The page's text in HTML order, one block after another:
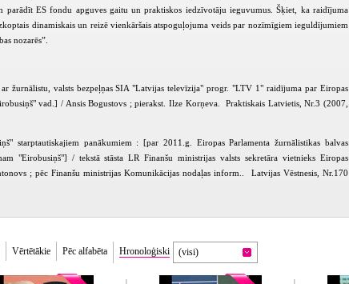
parādīt ES fondu apguves gaitu un praktiskos iedzīvotāju ieguvumus. Šķiet, ka raidījuma
dinamiskais un reizē vienkāršais atspoguļojuma veids par nozīmīgiem ieguldījumiem
nozarēs”.
žurnālistu, valsts bezpeļņas SIA "Latvijas televīzija" progr. "LTV 1" raidījuma par Eiropas
vad.] / Ansis Bogustovs ; pierakst. Ilze Korņeva. Praktiskais Latvietis, Nr.3 (2007,
starptautiskajiem panākumiem : [par 2011.g. Eiropas Parlamenta žurnālistikas balvas
"Eirobusiņš"] / tekstā stāsta LR Finanšu ministrijas valsts sekretāra vietnieks Eiropas
; pēc Finanšu ministrijas Komunikācijas nodaļas inform.. Latvijas Vēstnesis, Nr.170
Vērtētākie Pēc alfabēta Hronoloģiski (visi)